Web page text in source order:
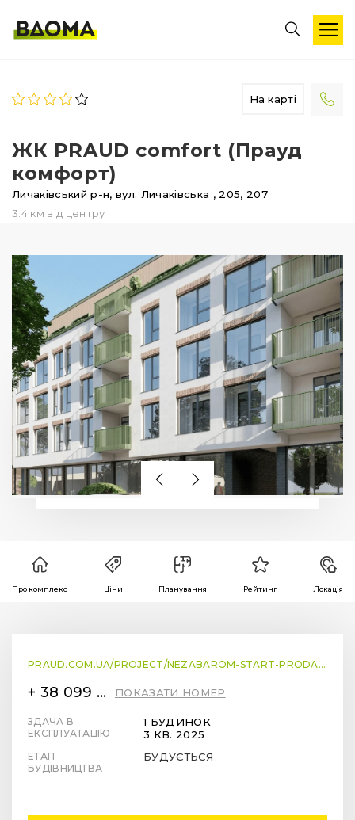
На карті
ЖК PRAUD comfort (Прауд
комфорт)
Личаківський р-н, вул. Личаківська , 205, 207
3.4 км від центру
Про комплекс Ціни Планування Рейтинг Локація
PRAUD.COM.UA/PROJECT/NEZABAROM-START-PRODAZHU-NOVOGO-ZHYTLOVOGO-KOMPLEKSU-PRAUD-COMFORT
+ 38 099 78 78 287 ПОКАЗАТИ НОМЕР
ЗДАЧА В
ЕКСПЛУАТАЦІЮ
1 БУДИНОК
3 КВ. 2025
ЕТАП
БУДІВНИЦТВА
БУДУЄТЬСЯ